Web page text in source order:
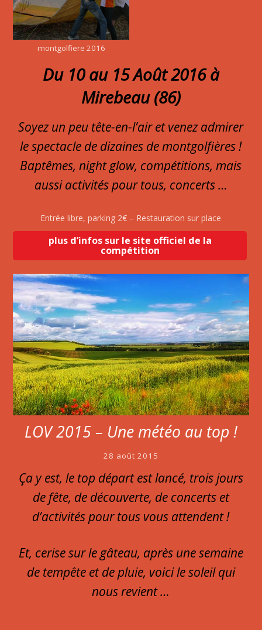
montgolfiere 2016
Du 10 au 15 Août 2016 à
Mirebeau (86)
Soyez un peu tête-en-l’air et venez admirer
le spectacle de dizaines de montgolfières !
Baptêmes, night glow, compétitions, mais
aussi activités pour tous, concerts …
Entrée libre, parking 2€ – Restauration sur place
plus d’infos sur le site officiel de la
compétition
LOV 2015 – Une météo au top !
28 août 2015
Ça y est, le top départ est lancé, trois jours
de fête, de découverte, de concerts et
d’activités pour tous vous attendent !
Et, cerise sur le gâteau, après une semaine
de tempête et de pluie, voici le soleil qui
nous revient …